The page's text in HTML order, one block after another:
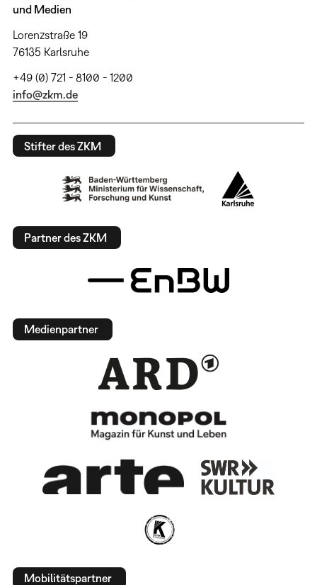
und Medien
Lorenzstraße 19
76135 Karlsruhe
+49 (0) 721 - 8100 - 1200
info@zkm.de
Stifter des ZKM
Partner des ZKM
Medienpartner
Mobilitätspartner